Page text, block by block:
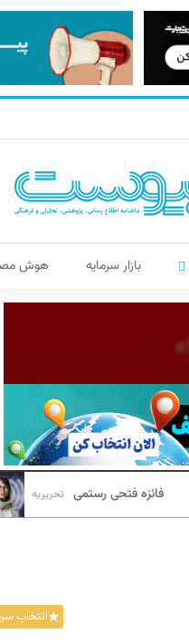
بازار سرمایه هوش
فائزه فتحی رستمی تحریریه
انتخاب